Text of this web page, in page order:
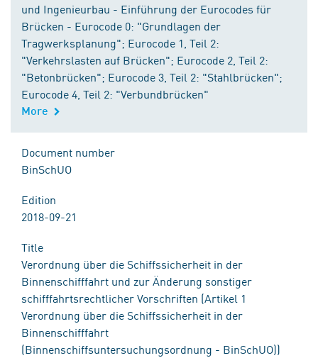
und Ingenieurbau - Einführung der Eurocodes für
Brücken - Eurocode 0: "Grundlagen der
Tragwerksplanung"; Eurocode 1, Teil 2:
"Verkehrslasten auf Brücken"; Eurocode 2, Teil 2:
"Betonbrücken"; Eurocode 3, Teil 2: "Stahlbrücken";
Eurocode 4, Teil 2: "Verbundbrücken"
More
Document number
BinSchUO
Edition
2018-09-21
Title
Verordnung über die Schiffssicherheit in der
Binnenschifffahrt und zur Änderung sonstiger
schifffahrtsrechtlicher Vorschriften (Artikel 1
Verordnung über die Schiffssicherheit in der
Binnenschifffahrt
(Binnenschiffsuntersuchungsordnung - BinSchUO))